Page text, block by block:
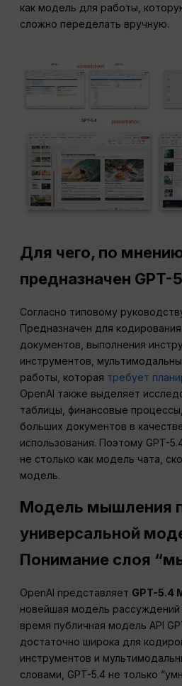
как модель для работы,
сложно переделать вручную.
Для чего, по
предназначен GPT-
Согласно типовому
Предназначен для
документов, выполнения
инструментов,
работы, которая требует
OpenAI также выделяет
таблицы, финансовые
больших документов в
использования. Поэтому GPT-
не столько как модель чата,
модель.
Модель мышления
универсальной
Понимание слоя
OpenAI представляет GPT-5.4
новейшая модель рассуждений
время публичная модель API
достаточно широка для
инструментов и
словами, GPT-5.4 не только